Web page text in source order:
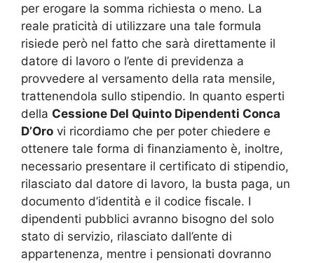
per erogare la somma richiesta o meno. La
reale praticità di utilizzare una tale formula
risiede però nel fatto che sarà direttamente il
datore di lavoro o l’ente di previdenza a
provvedere al versamento della rata mensile,
trattenendola sullo stipendio. In quanto esperti
della Cessione Del Quinto Dipendenti Conca
D’Oro vi ricordiamo che per poter chiedere e
ottenere tale forma di finanziamento è, inoltre,
necessario presentare il certificato di stipendio,
rilasciato dal datore di lavoro, la busta paga, un
documento d’identità e il codice fiscale. I
dipendenti pubblici avranno bisogno del solo
stato di servizio, rilasciato dall’ente di
appartenenza, mentre i pensionati dovranno